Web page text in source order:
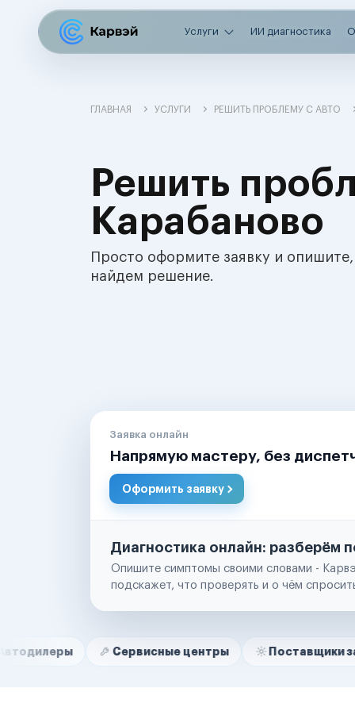
Услуги ИИ диагностика
ГЛАВНАЯ УСЛУГИ РЕШИТЬ ПРОБЛЕМУ С АВТО
Решить
Карабаново
Просто оформите заявку и
найдем решение.
Заявка онлайн
Напрямую мастеру, без
Оформить заявку
Диагностика онлайн: разберём
Опишите симптомы своими словами -
подскажет, что проверять и о чём
Нам доверяют
Сервисные центры Поставщики запчастей
Маркетплейсы